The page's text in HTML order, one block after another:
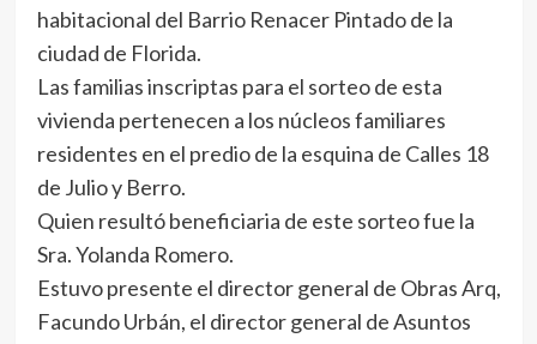
habitacional del Barrio Renacer Pintado de la
ciudad de Florida.
Las familias inscriptas para el sorteo de esta
vivienda pertenecen a los núcleos familiares
residentes en el predio de la esquina de Calles 18
de Julio y Berro.
Quien resultó beneficiaria de este sorteo fue la
Sra. Yolanda Romero.
Estuvo presente el director general de Obras Arq,
Facundo Urbán, el director general de Asuntos